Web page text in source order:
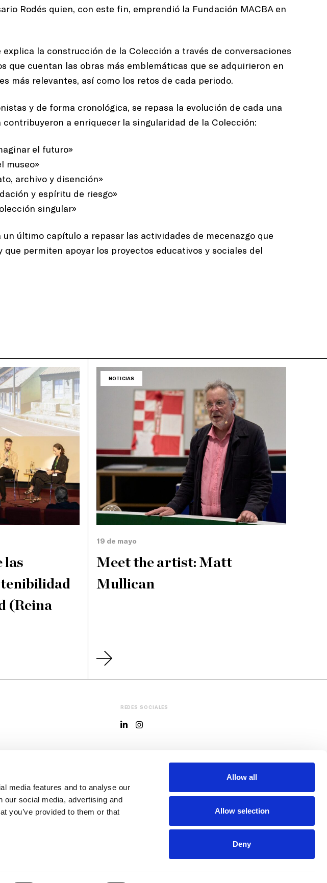
media features and to analyse our
our social media, advertising and
you’ve provided to them or that
Allow all
Allow selection
Deny
Rodés quien, con este fin, emprendió la Fundación MACBA en
explica la construcción de la Colección a través de conversaciones
que cuentan las obras más emblemáticas que se adquirieron en
más relevantes, así como los retos de cada periodo.
y de forma cronológica, se repasa la evolución de cada una
contribuyeron a enriquecer la singularidad de la Colección:
el futuro»
museo»
archivo y disención»
y espíritu de riesgo»
singular»
último capítulo a repasar las actividades de mecenazgo que
que permiten apoyar los proyectos educativos y sociales del
las
(Reina
NOTICIAS
19 de mayo
Meet the artist: Matt
Mullican
REDES SOCIALES